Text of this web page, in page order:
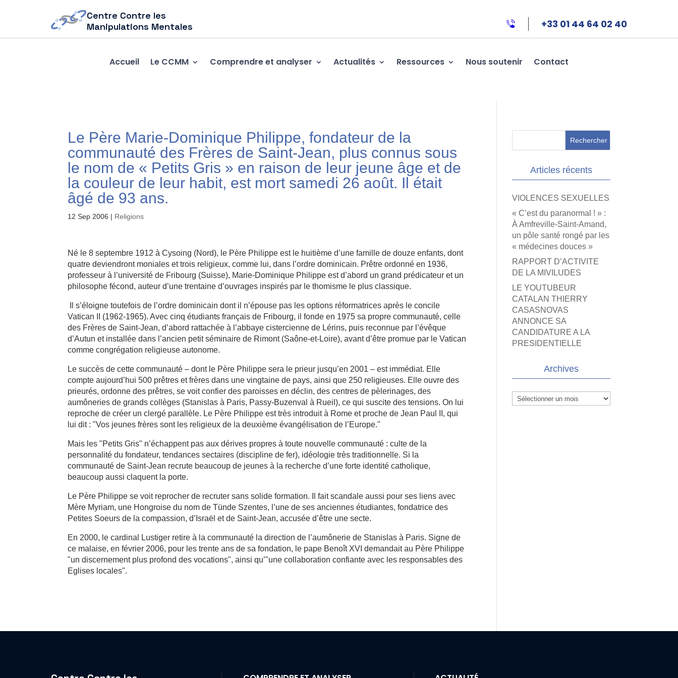
Centre Contre les
Manipulations Mentales
+33 01 44 64 02 40
Accueil Le CCMM Comprendre et analyser Actualités Ressources Nous soutenir Contact
Le Père Marie-Dominique Philippe, fondateur de la
communauté des Frères de Saint-Jean, plus connus sous
le nom de « Petits Gris » en raison de leur jeune âge et de
la couleur de leur habit, est mort samedi 26 août. Il était
âgé de 93 ans.
12 Sep 2006 | Religions
Né le 8 septembre 1912 à Cysoing (Nord), le Père Philippe est le huitième d’une famille de douze enfants, dont
quatre deviendront moniales et trois religieux, comme lui, dans l’ordre dominicain. Prêtre ordonné en 1936,
professeur à l’université de Fribourg (Suisse), Marie-Dominique Philippe est d’abord un grand prédicateur et un
philosophe fécond, auteur d’une trentaine d’ouvrages inspirés par le thomisme le plus classique.
Il s’éloigne toutefois de l’ordre dominicain dont il n’épouse pas les options réformatrices après le concile
Vatican II (1962-1965). Avec cinq étudiants français de Fribourg, il fonde en 1975 sa propre communauté, celle
des Frères de Saint-Jean, d’abord rattachée à l’abbaye cistercienne de Lérins, puis reconnue par l’évêque
d’Autun et installée dans l’ancien petit séminaire de Rimont (Saône-et-Loire), avant d’être promue par le Vatican
comme congrégation religieuse autonome.
Le succès de cette communauté – dont le Père Philippe sera le prieur jusqu’en 2001 – est immédiat. Elle
compte aujourd’hui 500 prêtres et frères dans une vingtaine de pays, ainsi que 250 religieuses. Elle ouvre des
prieurés, ordonne des prêtres, se voit confier des paroisses en déclin, des centres de pèlerinages, des
aumôneries de grands collèges (Stanislas à Paris, Passy-Buzenval à Rueil), ce qui suscite des tensions. On lui
reproche de créer un clergé parallèle. Le Père Philippe est très introduit à Rome et proche de Jean Paul II, qui
lui dit : "Vos jeunes frères sont les religieux de la deuxième évangélisation de l’Europe."
Mais les "Petits Gris" n’échappent pas aux dérives propres à toute nouvelle communauté : culte de la
personnalité du fondateur, tendances sectaires (discipline de fer), idéologie très traditionnelle. Si la
communauté de Saint-Jean recrute beaucoup de jeunes à la recherche d’une forte identité catholique,
beaucoup aussi claquent la porte.
Le Père Philippe se voit reprocher de recruter sans solide formation. Il fait scandale aussi pour ses liens avec
Mère Myriam, une Hongroise du nom de Tünde Szentes, l’une de ses anciennes étudiantes, fondatrice des
Petites Soeurs de la compassion, d’Israël et de Saint-Jean, accusée d’être une secte.
En 2000, le cardinal Lustiger retire à la communauté la direction de l’aumônerie de Stanislas à Paris. Signe de
ce malaise, en février 2006, pour les trente ans de sa fondation, le pape Benoît XVI demandait au Père Philippe
"un discernement plus profond des vocations", ainsi qu’"une collaboration confiante avec les responsables des
Eglises locales".
Articles récents
VIOLENCES SEXUELLES
« C’est du paranormal ! » :
À Amfreville-Saint-Amand,
un pôle santé rongé par les
« médecines douces »
RAPPORT D’ACTIVITE
DE LA MIVILUDES
LE YOUTUBEUR
CATALAN THIERRY
CASASNOVAS
ANNONCE SA
CANDIDATURE A LA
PRESIDENTIELLE
Archives
Archives